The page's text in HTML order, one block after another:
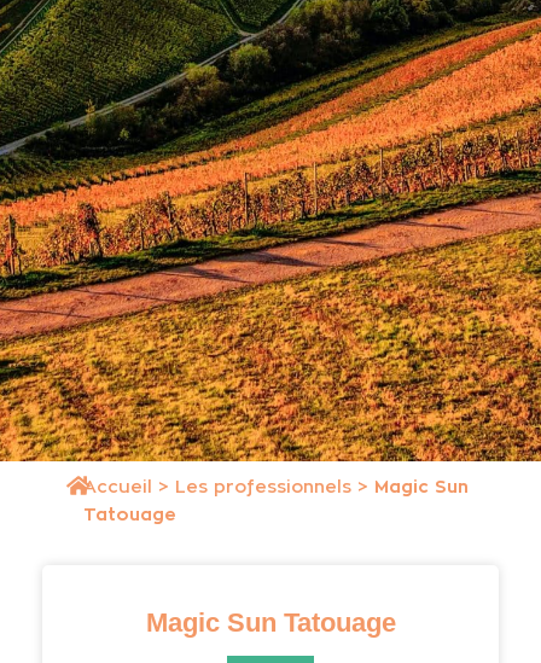
Accueil > Les professionnels > Magic Sun
Tatouage
Magic Sun Tatouage